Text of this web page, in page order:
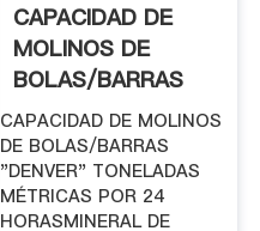
CAPACIDAD DE
MOLINOS DE
BOLAS/BARRAS
"DENVER" .
CAPACIDAD DE MOLINOS
DE BOLAS/BARRAS
"DENVER" TONELADAS
MÉTRICAS POR 24
HORASMINERAL DE